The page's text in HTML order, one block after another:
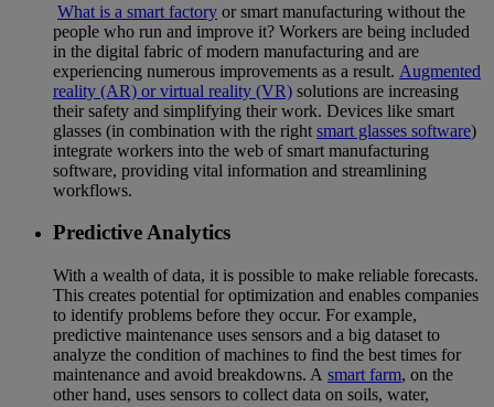
What is a smart factory or smart manufacturing without the
people who run and improve it? Workers are being included
in the digital fabric of modern manufacturing and are
experiencing numerous improvements as a result. Augmented
reality (AR) or virtual reality (VR) solutions are increasing
their safety and simplifying their work. Devices like smart
glasses (in combination with the right smart glasses software)
integrate workers into the web of smart manufacturing
software, providing vital information and streamlining
workflows.
Predictive Analytics
With a wealth of data, it is possible to make reliable forecasts.
This creates potential for optimization and enables companies
to identify problems before they occur. For example,
predictive maintenance uses sensors and a big dataset to
analyze the condition of machines to find the best times for
maintenance and avoid breakdowns. A smart farm, on the
other hand, uses sensors to collect data on soils, water,